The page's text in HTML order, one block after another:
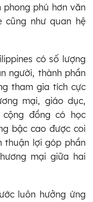
phú hơn văn
cũng như quan hệ
có số lượng
người, thành phần
tham gia tích cực
mại, giáo dục,
đồng có học
bậc cao được coi
thuận lợi góp phần
mại giữa hai
luôn hưởng ứng